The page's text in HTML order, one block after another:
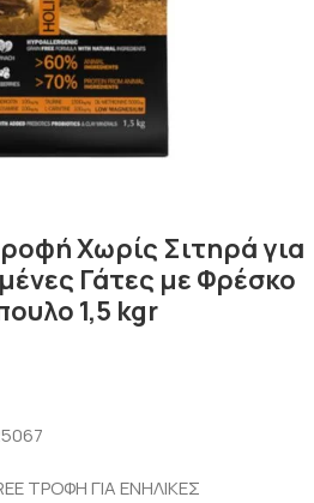
Χωρίς Σιτηρά για
Γάτες με Φρέσκο
1,5 kgr
ΤΡΟΦΗ ΓΙΑ ΕΝΗΛΙΚΕΣ